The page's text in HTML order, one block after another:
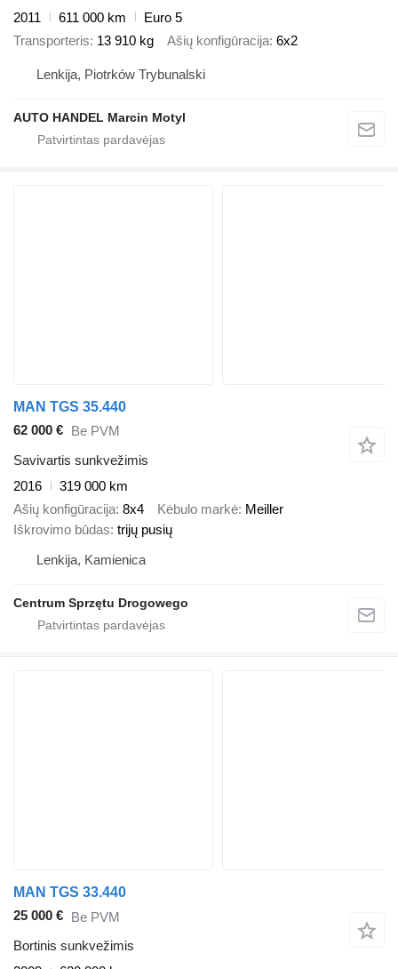
2011
611 000 km
Euro 5
Transporteris 13 910 kg Ašių konfigūracija 6x2
Lenkija, Piotrków Trybunalski
AUTO HANDEL Marcin Motyl
MAN TGS 35.440
62 000 € Be PVM
Savivartis sunkvežimis
2016
319 000 km
Ašių konfigūracija 8x4 Kėbulo markė Meiller
Iškrovimo būdas trijų pusių
Lenkija, Kamienica
Centrum Sprzętu Drogowego
MAN TGS 33.440
25 000 € Be PVM
Bortinis sunkvežimis